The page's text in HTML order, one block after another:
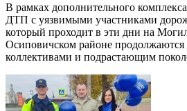
В рамках дополнительного
ДТП с уязвимыми участниками
который проходит в эти дни на
Осиповичском районе продолжаются
коллективами и подрастающим